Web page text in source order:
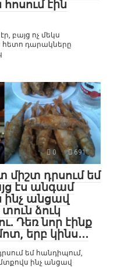
էին
բայց ոչ մեկս
հետո դարակները
0 691
միշտ դրսում եմ
էս անգամ
ինչ անցավ
ձուկ
Դեռ նոր էինք
երբ կինս․․․
եմ հանդիպում,
ինչ անցավ